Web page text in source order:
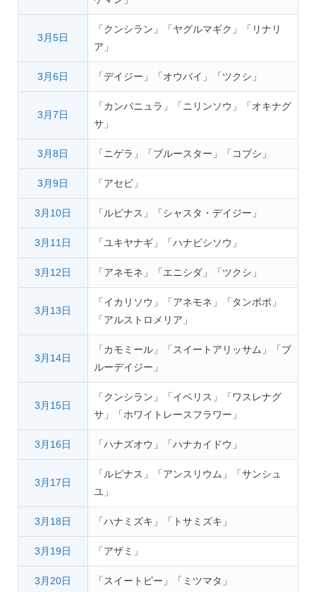
3月5日
「クンシラン」「ヤグルマギク」「リナリ
ア」
3月6日 「デイジー」「オウバイ」「ツクシ」
3月7日
「カンパニュラ」「ニリンソウ」「オキナグ
サ」
3月8日 「ニゲラ」「ブルースター」「コブシ」
3月9日 「アセビ」
3月10日 「ルピナス」「シャスタ・デイジー」
3月11日 「ユキヤナギ」「ハナビシソウ」
3月12日 「アネモネ」「エニシダ」「ツクシ」
3月13日
「イカリソウ」「アネモネ」「タンポポ」
「アルストロメリア」
3月14日
「カモミール」「スイートアリッサム」「ブ
ルーデイジー」
3月15日
「クンシラン」「イベリス」「ワスレナグ
サ」「ホワイトレースフラワー」
3月16日 「ハナズオウ」「ハナカイドウ」
3月17日
「ルピナス」「アンスリウム」「サンシュ
ユ」
3月18日 「ハナミズキ」「トサミズキ」
3月19日 「アザミ」
3月20日 「スイートピー」「ミツマタ」